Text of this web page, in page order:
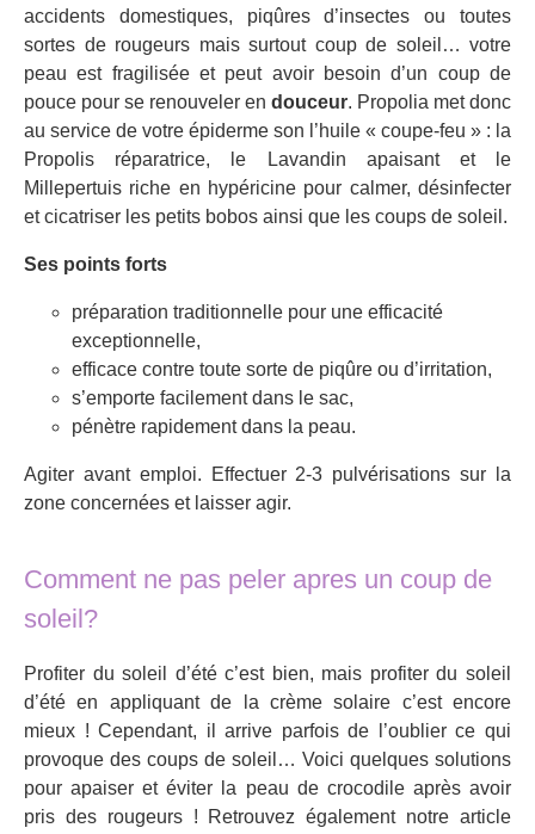
accidents domestiques, piqûres d’insectes ou toutes
sortes de rougeurs mais surtout coup de soleil… votre
peau est fragilisée et peut avoir besoin d’un coup de
pouce pour se renouveler en douceur. Propolia met donc
au service de votre épiderme son l’huile « coupe-feu » : la
Propolis réparatrice, le Lavandin apaisant et le
Millepertuis riche en hypéricine pour calmer, désinfecter
et cicatriser les petits bobos ainsi que les coups de soleil.
Ses points forts
préparation traditionnelle pour une efficacité
exceptionnelle,
efficace contre toute sorte de piqûre ou d’irritation,
s’emporte facilement dans le sac,
pénètre rapidement dans la peau.
Agiter avant emploi. Effectuer 2-3 pulvérisations sur la
zone concernées et laisser agir.
Comment ne pas peler apres un coup de
soleil?
Profiter du soleil d’été c’est bien, mais profiter du soleil
d’été en appliquant de la crème solaire c’est encore
mieux ! Cependant, il arrive parfois de l’oublier ce qui
provoque des coups de soleil… Voici quelques solutions
pour apaiser et éviter la peau de crocodile après avoir
pris des rougeurs ! Retrouvez également notre article